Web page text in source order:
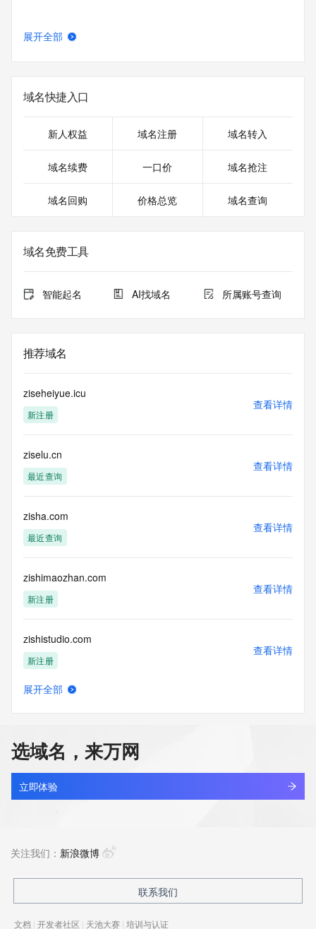
展开全部
域名快捷入口
新人权益 域名注册 域名转入
域名续费 一口价 域名抢注
域名回购 价格总览 域名查询
域名免费工具
智能起名 AI找域名 所属账号查询
推荐域名
ziseheiyue.icu
新注册
查看详情
ziselu.cn
最近查询
查看详情
zisha.com
最近查询
查看详情
zishimaozhan.com
新注册
查看详情
zishistudio.com
新注册
查看详情
zisl.beer
新注册
查看详情
最近查询
展开全部
选域名，来万网
立即体验
关注我们： 新浪微博
联系我们
文档 | 开发者社区 | 天池大赛 | 培训与认证